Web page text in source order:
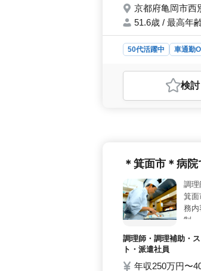
京都府亀岡市西
51.6歳 / 最高年
50代活躍中 車通勤
＜車検や点検など
前にある販売店で
雇用形態と条件＞
潔な職場での労働
検
＊箕面市＊病
箕面
務内
制
調理師・調理補助・
ト・派遣社員
年収250万円〜